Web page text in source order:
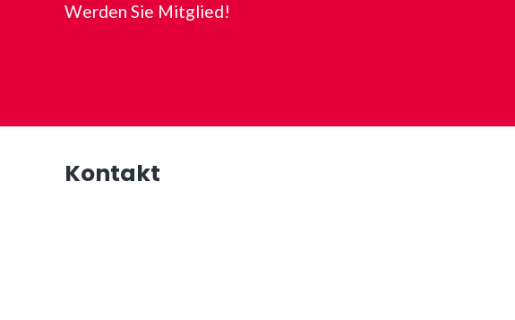
Werden Sie Mitglied!
Kontakt